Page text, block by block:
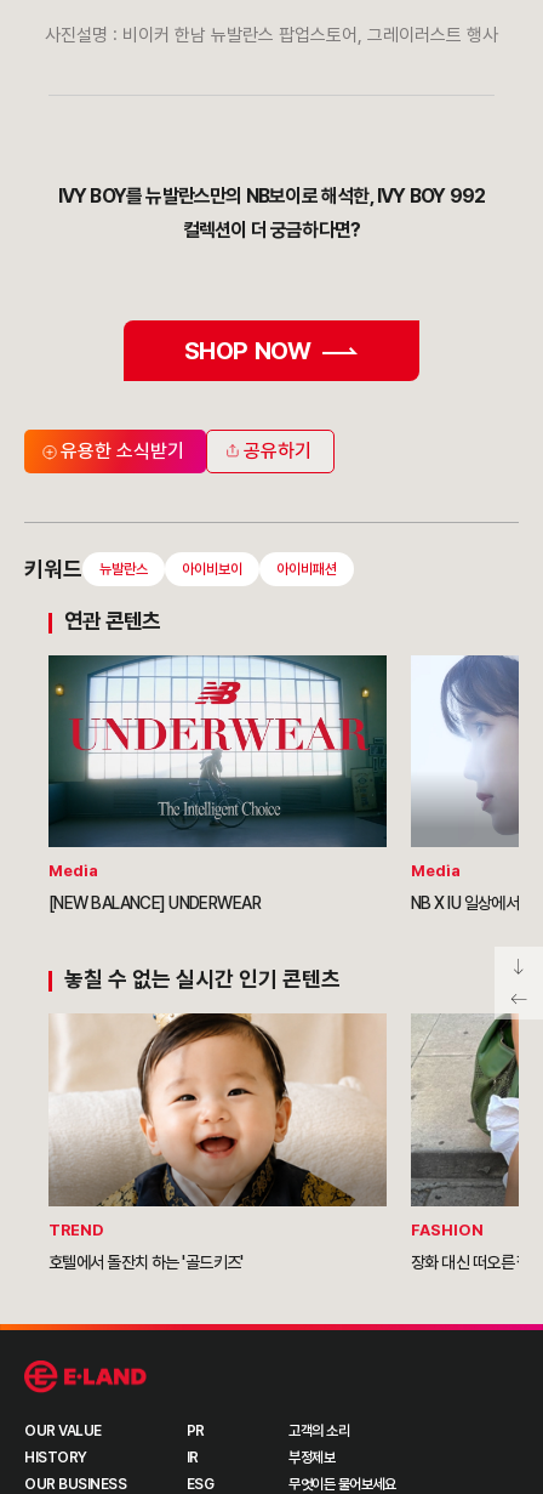
사진설명 : 비이커 한남 뉴발란스 팝업스토어, 그레이러스트 행사
IVY BOY를 뉴발란스만의 NB보이로 해석한, IVY BOY 992
컬렉션이 더 궁금하다면?
SHOP NOW
유용한 소식받기 공유하기
키워드 뉴발란스 아이비보이 아이비패션
연관 콘텐츠
Media
[NEW BALANCE] UNDERWEAR
Media
NB X IU 일상에서
놓칠 수 없는 실시간 인기 콘텐츠
TREND
호텔에서 돌잔치 하는 '골드키즈'
FASHION
장화 대신 떠오른 젤
OUR VALUE
HISTORY
OUR BUSINESS
PR
IR
ESG
고객의 소리
부정제보
무엇이든 물어보세요